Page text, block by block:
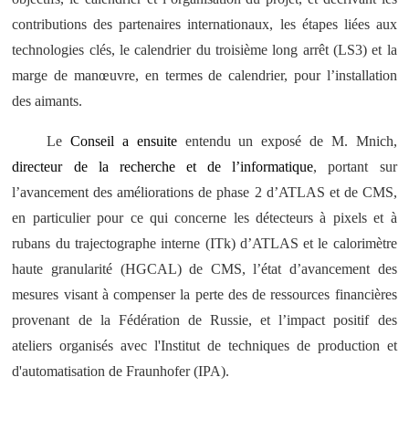
contributions des partenaires internationaux, les étapes liées aux
technologies clés, le calendrier du troisième long arrêt (LS3) et la
marge de manœuvre, en termes de calendrier, pour l’installation
des aimants.
LeConseil a ensuiteentendu un exposé de M. Mnich,
directeur de la recherche et de l’informatique, portant sur
l’avancement des améliorations de phase 2 d’ATLAS et de CMS,
en particulier pour ce qui concerne les détecteurs à pixels et à
rubans du trajectographe interne (ITk) d’ATLAS et le calorimètre
haute granularité (HGCAL) de CMS, l’état d’avancement des
mesures visant à compenser la perte des de ressources financières
provenant de la Fédération de Russie, et l’impact positif des
ateliers organisés avec l'Institut de techniques de production et
d'automatisation de Fraunhofer (IPA).